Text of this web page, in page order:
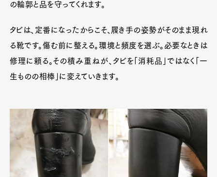
の輪郭と品を守ってくれます。
タビは、定番になったからこそ、履き手の姿勢がそのまま現れ
る靴です。傷む前に整える。環境と頻度を選ぶ。必要なときは
修理に頼る。その積み重ねが、タビを「消耗品」ではなく「一
生ものの相棒」に変えていきます。